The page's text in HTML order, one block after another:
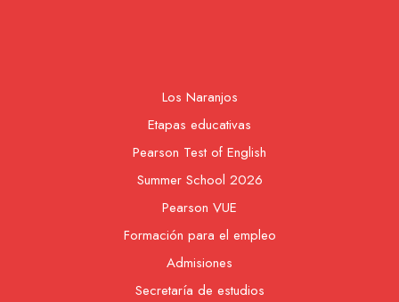
Los Naranjos
Etapas educativas
Pearson Test of English
Summer School 2026
Pearson VUE
Formación para el empleo
Admisiones
Secretaría de estudios